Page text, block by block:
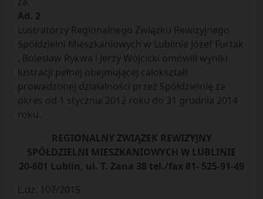
Ad. 2
Lustratorzy Regionalnego Związku Rewizyjnego
Spółdzielni Mieszkaniowych w Lublinie Józef Furtak
, Bolesław Rykwa i Jerzy Wójcicki omówili wyniki
lustracji pełnej obejmującej całokształt
prowadzonej działalności przez Spółdzielnię za
okres od 1 stycznia 2012 roku do 31 grudnia 2014
roku.
REGIONALNY ZWIĄZEK REWIZYJNY
SPÓŁDZIELNI MIESZKANIOWYCH W LUBLINIE
20-601 Lublin, ul. T. Zana 38 tel./fax 81- 525-91-49
L.dz. 107/2015